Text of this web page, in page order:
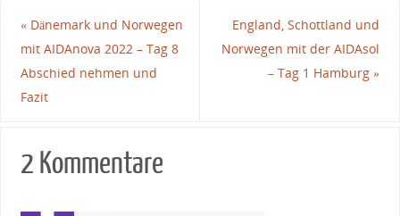
«Dänemark und Norwegen
mit AIDAnova 2022 – Tag 8
Abschied nehmen und
Fazit
England, Schottland und
Norwegen mit der AIDAsol
– Tag 1 Hamburg»
2 Kommentare